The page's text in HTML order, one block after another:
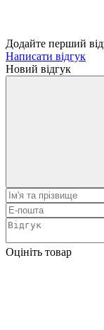
Додайте перший
Написати відгук
Новий відгук
Оцініть товар